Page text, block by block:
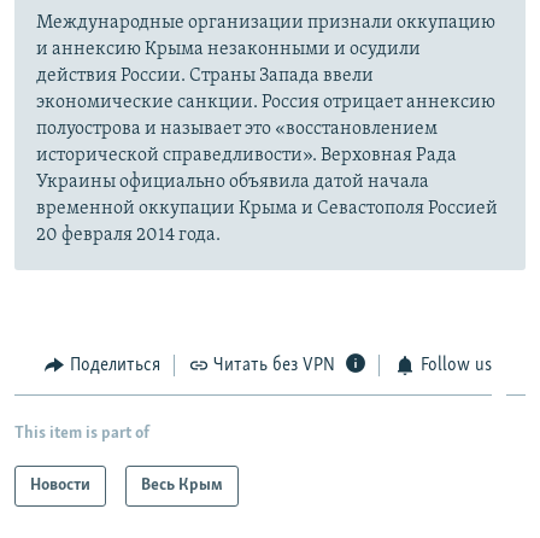
Международные организации признали оккупацию
и аннексию Крыма незаконными и осудили
действия России. Страны Запада ввели
экономические санкции. Россия отрицает аннексию
полуострова и называет это «восстановлением
исторической справедливости». Верховная Рада
Украины официально объявила датой начала
временной оккупации Крыма и Севастополя Россией
20 февраля 2014 года.
Поделиться Читать без VPN Follow us
This item is part of
Новости Весь Крым